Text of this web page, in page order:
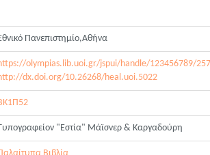
Πανεπιστημίο,Αθήνα
olympias.lib.uoi.gr/jspui/handle/123456789/
dx.doi.org/10.26268/heal.uoi.5022
"Εστία" Μάϊσνερ & Καργαδούρη